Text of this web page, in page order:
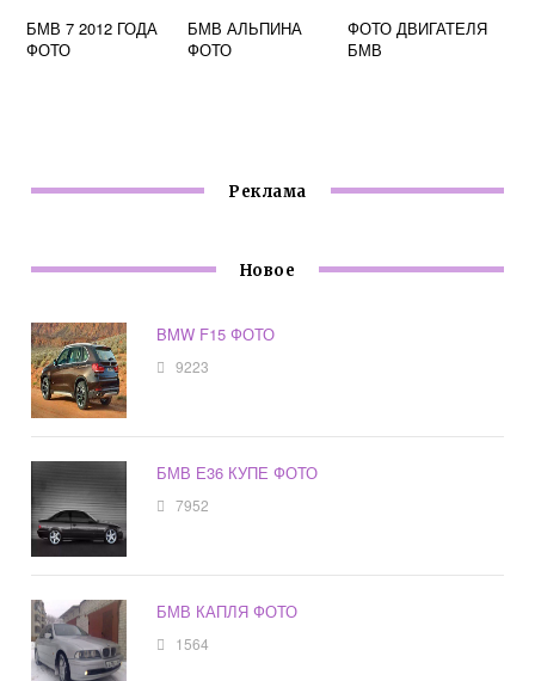
БМВ 7 2012 ГОДА
ФОТО
БМВ АЛЬПИНА
ФОТО
ФОТО ДВИГАТЕЛЯ
БМВ
Реклама
Новое
BMW F15 ФОТО
9223
БМВ Е36 КУПЕ ФОТО
7952
БМВ КАПЛЯ ФОТО
1564